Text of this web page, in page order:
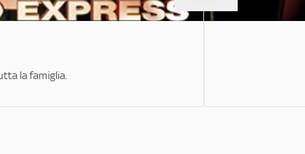
la famiglia.